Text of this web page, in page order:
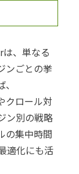
、単なる
ンごとの挙
クロール対
ン別の戦略
の集中時間
適化にも活